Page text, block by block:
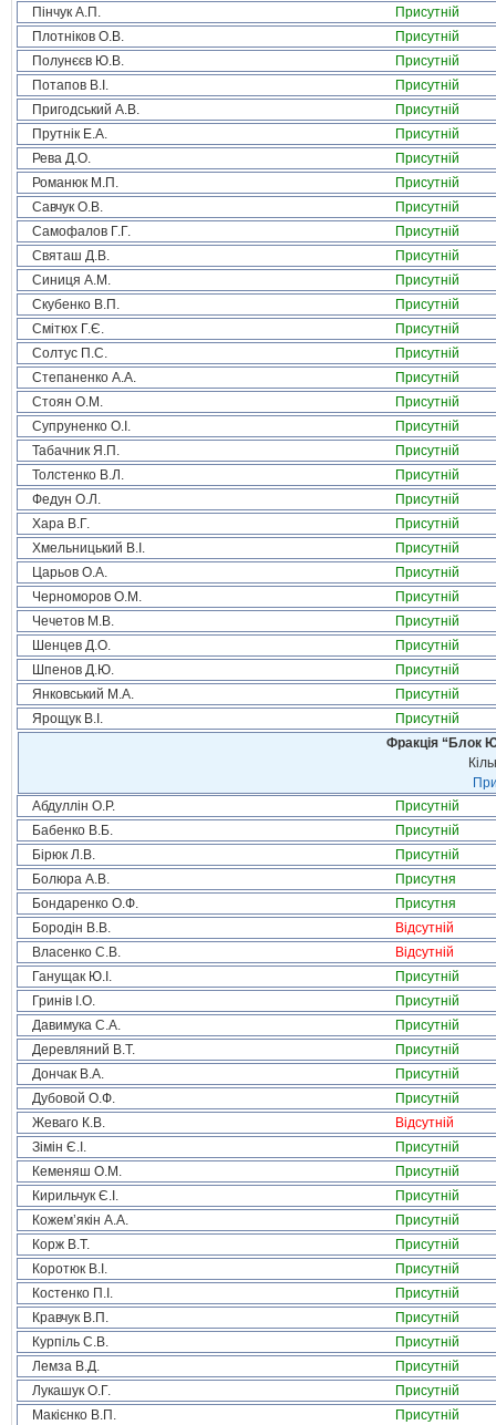
Пінчук А.П.
Присутній
Плотніков О.В.
Присутній
Полунєєв Ю.В.
Присутній
Потапов В.І.
Присутній
Пригодський А.В.
Присутній
Прутнік Е.А.
Присутній
Рева Д.О.
Присутній
Романюк М.П.
Присутній
Савчук О.В.
Присутній
Самофалов Г.Г.
Присутній
Святаш Д.В.
Присутній
Синиця А.М.
Присутній
Скубенко В.П.
Присутній
Смітюх Г.Є.
Присутній
Солтус П.С.
Присутній
Степаненко А.А.
Присутній
Стоян О.М.
Присутній
Супруненко О.І.
Присутній
Табачник Я.П.
Присутній
Толстенко В.Л.
Присутній
Федун О.Л.
Присутній
Хара В.Г.
Присутній
Хмельницький В.І.
Присутній
Царьов О.А.
Присутній
Черноморов О.М.
Присутній
Чечетов М.В.
Присутній
Шенцев Д.О.
Присутній
Шпенов Д.Ю.
Присутній
Янковський М.А.
Присутній
Ярощук В.І.
Присутній
Фракція “Блок
Абдуллін О.Р.
Присутній
Бабенко В.Б.
Присутній
Бірюк Л.В.
Присутній
Болюра А.В.
Присутня
Бондаренко О.Ф.
Присутня
Бородін В.В.
Відсутній
Власенко С.В.
Відсутній
Ганущак Ю.І.
Присутній
Гринів І.О.
Присутній
Давимука С.А.
Присутній
Деревляний В.Т.
Присутній
Дончак В.А.
Присутній
Дубовой О.Ф.
Присутній
Жеваго К.В.
Відсутній
Зімін Є.І.
Присутній
Кеменяш О.М.
Присутній
Кирильчук Є.І.
Присутній
Кожем’якін А.А.
Присутній
Корж В.Т.
Присутній
Коротюк В.І.
Присутній
Костенко П.І.
Присутній
Кравчук В.П.
Присутній
Курпіль С.В.
Присутній
Лемза В.Д.
Присутній
Лукашук О.Г.
Присутній
Макієнко В.П.
Присутній